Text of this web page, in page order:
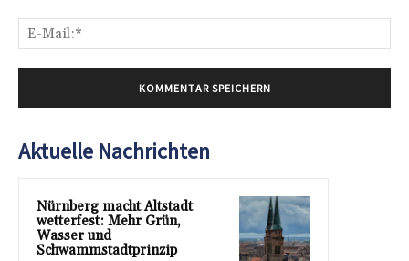
Aktuelle Nachrichten
Nürnberg macht Altstadt
wetterfest: Mehr Grün,
Wasser und
Schwammstadtprinzip